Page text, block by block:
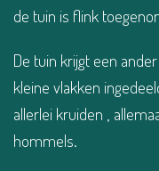
de tuin is flink
De tuin krijgt een
kleine vlakken
allerlei kruiden ,
hommels.